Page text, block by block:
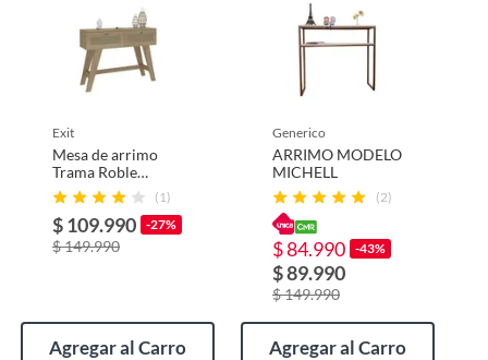
exit
Mesa de arrimo
Trama Roble
110x33x80 cm
(1)
$ 109.990 -27%
$ 149.990
Agregar al Carro
generico
ARRIMO MODELO
MICHELL
(2)
$ 84.990 -43%
$ 89.990
$ 149.990
Agregar al Carro